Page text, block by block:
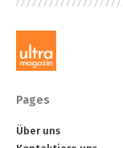
Pages
Über uns